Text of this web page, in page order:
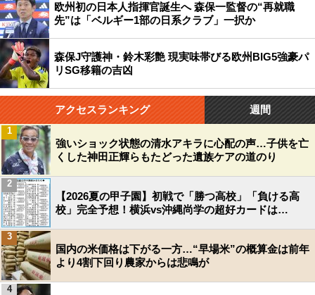
欧州初の日本人指揮官誕生へ 森保一監督の“再就職
先”は「ベルギー1部の日系クラブ」一択か
森保J守護神・鈴木彩艶 現実味帯びる欧州BIG5強豪パ
リSG移籍の吉凶
アクセスランキング 週間
強いショック状態の清水アキラに心配の声…子供を亡
くした神田正輝らもたどった遺族ケアの道のり
1
【2026夏の甲子園】初戦で「勝つ高校」「負ける高
校」完全予想！横浜vs沖縄尚学の超好カードは…
2
国内の米価格は下がる一方…“早場米”の概算金は前年
より4割下回り農家からは悲鳴が
3
4